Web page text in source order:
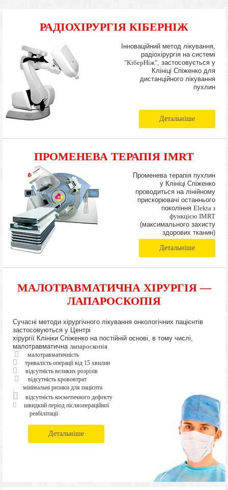
РАДІОХІРУРГІЯ КІБЕРНІЖ
Інноваційний метод лікування,
радіохірургія на системі
"КіберНіж" , застосовується у
Клініці Спіженко для
дистанційного лікування
пухлин
Детальніше
ПРОМЕНЕВА ТЕРАПІЯ IMRT
Променева терапія пухлин
у Клініці Спіженко
проводиться на лінійному
прискорювачі останнього
покоління Elekta з
функцією IMRT
(максимального захисту
здорових тканин)
Детальніше
МАЛОТРАВМАТИЧНА ХІРУРГІЯ —
ЛАПАРОСКОПІЯ
Сучасні методи хірургічного лікування онкологічних пацієнтів
застосовуються у Центрі
хірургії Клініки Спіженко на постійній основі, в тому числі,
малотравматична лапароскопія
малотравматичність
тривалість операції від 15 хвилин
відсутність великих розрізів
відсутність крововтрат
мінімальні ризики для пацієнта
відсутність косметичного дефекту
швидкий період післяопераційної
реабілітації
Детальніше